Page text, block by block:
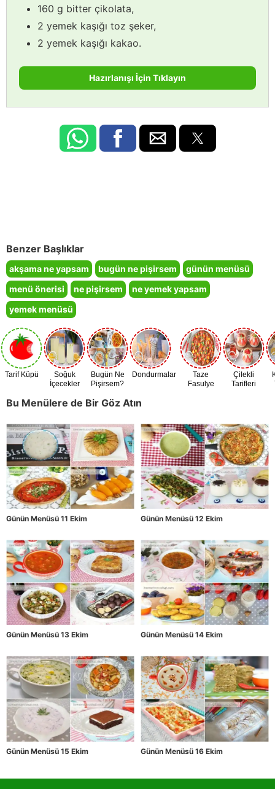
160 g bitter çikolata,
2 yemek kaşığı toz şeker,
2 yemek kaşığı kakao.
Hazırlanışı İçin Tıklayın
Benzer Başlıklar
akşama ne yapsam bugün ne pişirsem
günün menüsü
menü önerisi
ne pişirsem
ne yemek yapsam
yemek menüsü
Tarif Küpü
Soğuk
İçecekler
Bugün Ne
Pişirsem?
Dondurmalar
Taze
Fasulye
Çilekli
Tarifleri
Bu Menülere de Bir Göz Atın
Günün Menüsü 11 Ekim Günün Menüsü 12 Ekim
Günün Menüsü 13 Ekim Günün Menüsü 14 Ekim
Günün Menüsü 15 Ekim Günün Menüsü 16 Ekim